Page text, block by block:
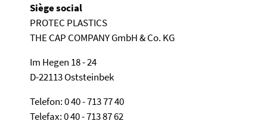
Siège social
PROTEC PLASTICS
THE CAP COMPANY GmbH & Co. KG
Im Hegen 18 - 24
D-22113 Oststeinbek
Telefon: 0 40 - 713 77 40
Telefax: 0 40 - 713 87 62